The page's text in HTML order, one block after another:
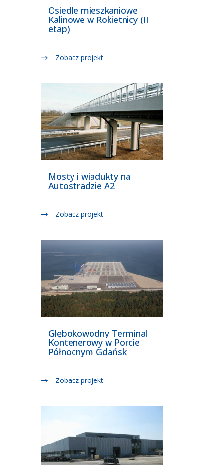
Osiedle mieszkaniowe
Kalinowe w Rokietnicy (II
etap)
Zobacz projekt
Mosty i wiadukty na
Autostradzie A2
Zobacz projekt
Głębokowodny Terminal
Kontenerowy w Porcie
Północnym Gdańsk
Zobacz projekt